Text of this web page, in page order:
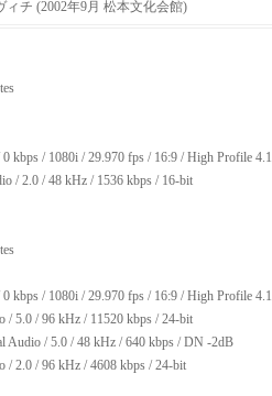
チ (2002年9月 松本文化会館)
kbps / 1080i / 29.970 fps / 16:9 / High Profile 4.1
/ 2.0 / 48 kHz / 1536 kbps / 16-bit
kbps / 1080i / 29.970 fps / 16:9 / High Profile 4.1
5.0 / 96 kHz / 11520 kbps / 24-bit
Audio / 5.0 / 48 kHz / 640 kbps / DN -2dB
2.0 / 96 kHz / 4608 kbps / 24-bit